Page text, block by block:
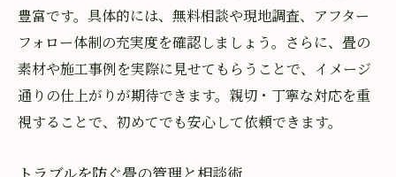
豊富です。具体的には、無料相談や現地調査、アフター
フォロー体制の充実度を確認しましょう。さらに、畳の
素材や施工事例を実際に見せてもらうことで、イメージ
通りの仕上がりが期待できます。親切・丁寧な対応を重
視することで、初めてでも安心して依頼できます。